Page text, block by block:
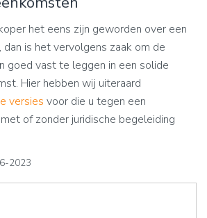
het eens zijn geworden over een
is het vervolgens zaak om de
goed vast te leggen in een solide
Hier hebben wij uiteraard
versies voor die u tegen een
of zonder juridische begeleiding
2023